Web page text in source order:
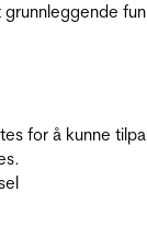
for å kunne